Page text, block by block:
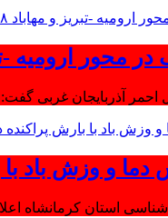
ارومیه -تبریز و مهاباد
آذربایجان غربی گفت: بر اثر
و وزش باد با
استان کرمانشاه